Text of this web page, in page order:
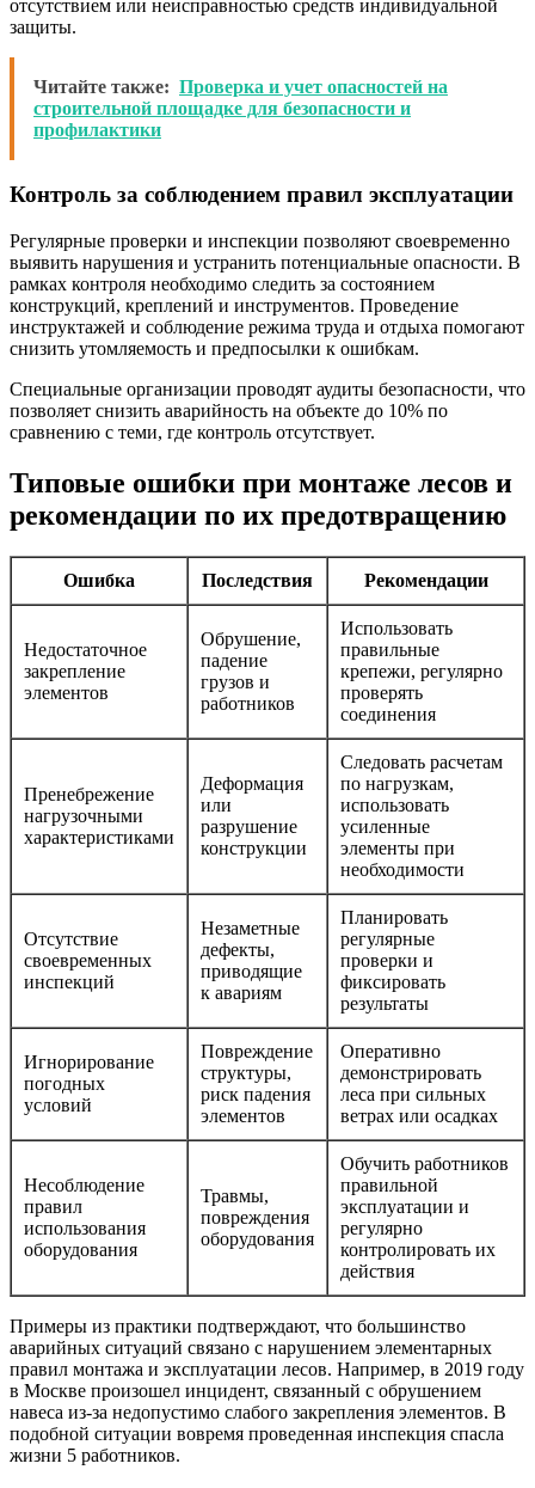
отсутствием или неисправностью средств индивидуальной
защиты.
Читайте также: Проверка и учет опасностей на
строительной площадке для безопасности и
профилактики
Контроль за соблюдением правил эксплуатации
Регулярные проверки и инспекции позволяют своевременно
выявить нарушения и устранить потенциальные опасности. В
рамках контроля необходимо следить за состоянием
конструкций, креплений и инструментов. Проведение
инструктажей и соблюдение режима труда и отдыха помогают
снизить утомляемость и предпосылки к ошибкам.
Специальные организации проводят аудиты безопасности, что
позволяет снизить аварийность на объекте до 10% по
сравнению с теми, где контроль отсутствует.
Типовые ошибки при монтаже лесов и
рекомендации по их предотвращению
Ошибка Последствия Рекомендации
Недостаточное
закрепление
элементов
Обрушение,
падение
грузов и
работников
Использовать
правильные
крепежи, регулярно
проверять
соединения
Пренебрежение
нагрузочными
характеристиками
Деформация
или
разрушение
конструкции
Следовать расчетам
по нагрузкам,
использовать
усиленные
элементы при
необходимости
Отсутствие
своевременных
инспекций
Незаметные
дефекты,
приводящие
к авариям
Планировать
регулярные
проверки и
фиксировать
результаты
Игнорирование
погодных
условий
Повреждение
структуры,
риск падения
элементов
Оперативно
демонстрировать
леса при сильных
ветрах или осадках
Несоблюдение
правил
использования
оборудования
Травмы,
повреждения
оборудования
Обучить работников
правильной
эксплуатации и
регулярно
контролировать их
действия
Примеры из практики подтверждают, что большинство
аварийных ситуаций связано с нарушением элементарных
правил монтажа и эксплуатации лесов. Например, в 2019 году
в Москве произошел инцидент, связанный с обрушением
навеса из-за недопустимо слабого закрепления элементов. В
подобной ситуации вовремя проведенная инспекция спасла
жизни 5 работников.